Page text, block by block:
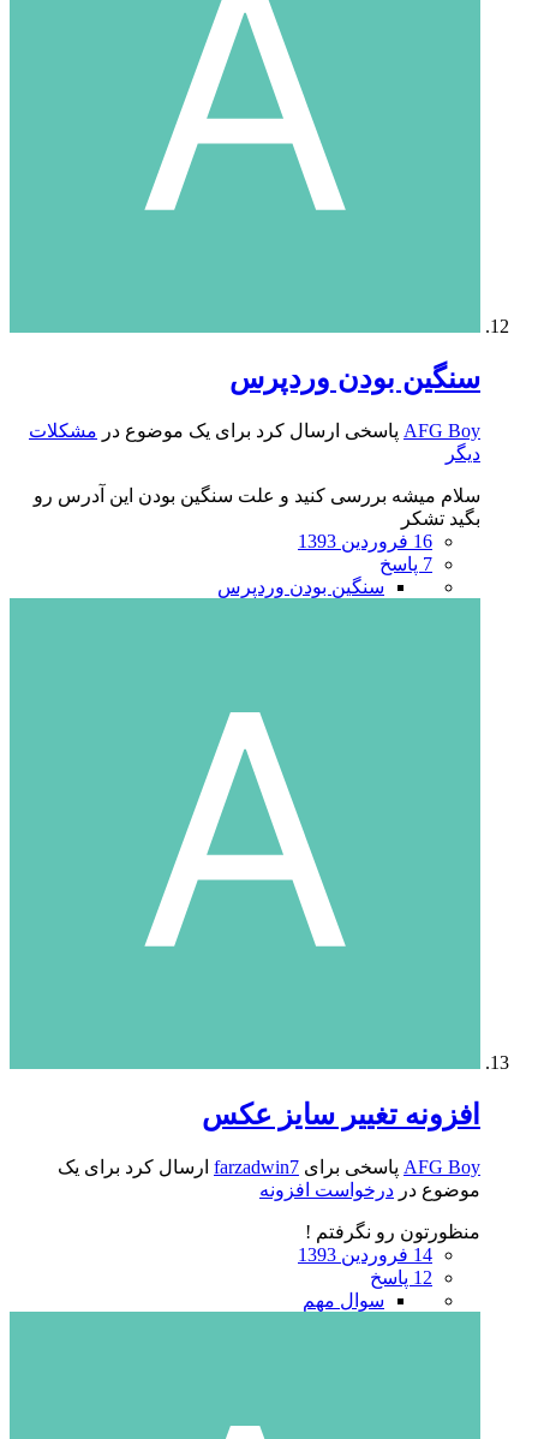
سنگین بودن وردپرس
AFG Boy پاسخی ارسال کرد برای یک موضوع در مشکلات
دیگر
سلام میشه بررسی کنید و علت سنگین بودن این آدرس رو
بگید تشکر
16 فروردین 1393
7 پاسخ
سنگین بودن وردپرس
افزونه تغییر سایز عکس
AFG Boy پاسخی برای farzadwin7ارسال کرد برای یک
موضوع در درخواست افزونه
منظورتون رو نگرفتم !
14 فروردین 1393
12 پاسخ
سوال مهم